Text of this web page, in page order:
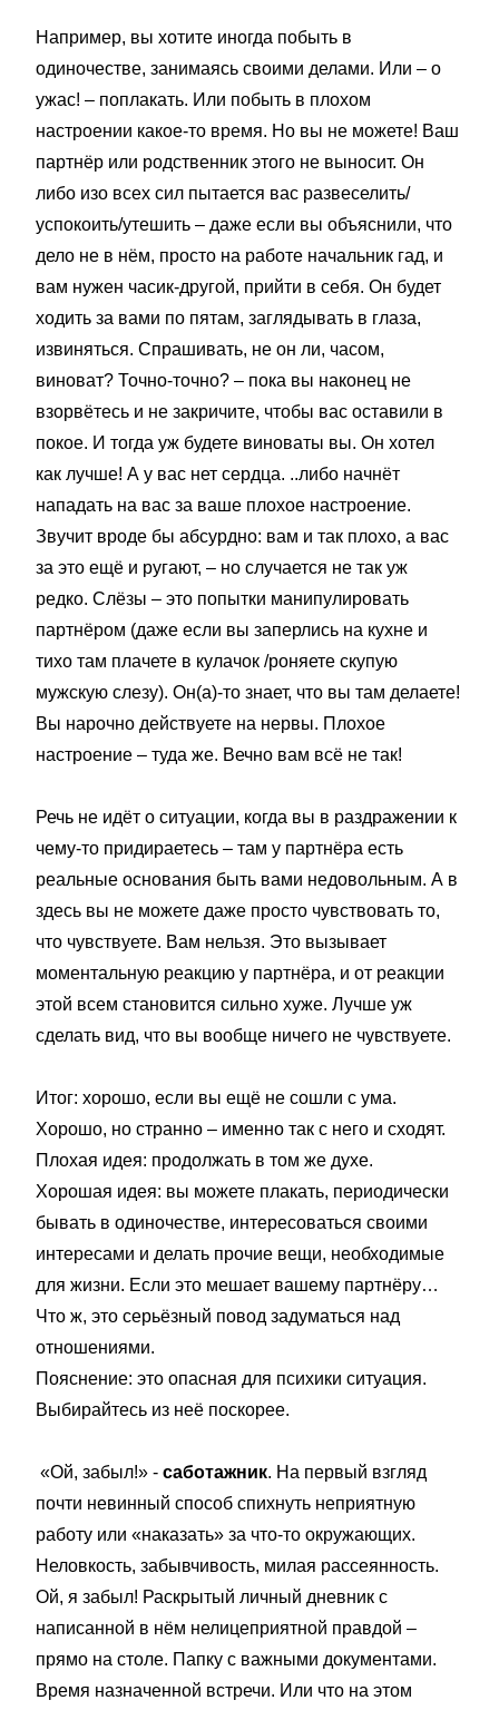
Например, вы хотите иногда побыть в
одиночестве, занимаясь своими делами. Или – о
ужас! – поплакать. Или побыть в плохом
настроении какое-то время. Но вы не можете! Ваш
партнёр или родственник этого не выносит. Он
либо изо всех сил пытается вас развеселить/
успокоить/утешить – даже если вы объяснили, что
дело не в нём, просто на работе начальник гад, и
вам нужен часик-другой, прийти в себя. Он будет
ходить за вами по пятам, заглядывать в глаза,
извиняться. Спрашивать, не он ли, часом,
виноват? Точно-точно? – пока вы наконец не
взорвётесь и не закричите, чтобы вас оставили в
покое. И тогда уж будете виноваты вы. Он хотел
как лучше! А у вас нет сердца. ..либо начнёт
нападать на вас за ваше плохое настроение.
Звучит вроде бы абсурдно: вам и так плохо, а вас
за это ещё и ругают, – но случается не так уж
редко. Слёзы – это попытки манипулировать
партнёром (даже если вы заперлись на кухне и
тихо там плачете в кулачок /роняете скупую
мужскую слезу). Он(а)-то знает, что вы там делаете!
Вы нарочно действуете на нервы. Плохое
настроение – туда же. Вечно вам всё не так!
Речь не идёт о ситуации, когда вы в раздражении к
чему-то придираетесь – там у партнёра есть
реальные основания быть вами недовольным. А в
здесь вы не можете даже просто чувствовать то,
что чувствуете. Вам нельзя. Это вызывает
моментальную реакцию у партнёра, и от реакции
этой всем становится сильно хуже. Лучше уж
сделать вид, что вы вообще ничего не чувствуете.
Итог: хорошо, если вы ещё не сошли с ума.
Хорошо, но странно – именно так с него и сходят.
Плохая идея: продолжать в том же духе.
Хорошая идея: вы можете плакать, периодически
бывать в одиночестве, интересоваться своими
интересами и делать прочие вещи, необходимые
для жизни. Если это мешает вашему партнёру…
Что ж, это серьёзный повод задуматься над
отношениями.
Пояснение: это опасная для психики ситуация.
Выбирайтесь из неё поскорее.
«Ой, забыл!» - саботажник. На первый взгляд
почти невинный способ спихнуть неприятную
работу или «наказать» за что-то окружающих.
Неловкость, забывчивость, милая рассеянность.
Ой, я забыл! Раскрытый личный дневник с
написанной в нём нелицеприятной правдой –
прямо на столе. Папку с важными документами.
Время назначенной встречи. Или что на этом